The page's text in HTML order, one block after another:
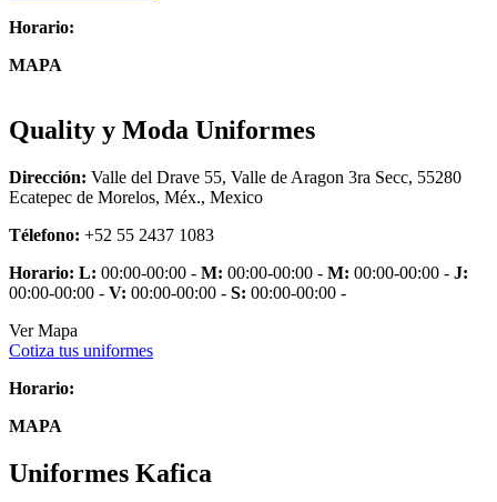
Horario:
MAPA
Quality y Moda Uniformes
Dirección: Valle del Drave 55, Valle de Aragon 3ra Secc, 55280
Ecatepec de Morelos, Méx., Mexico
Télefono: +52 55 2437 1083
Horario: L: 00:00-00:00 - M: 00:00-00:00 - M: 00:00-00:00 - J:
00:00-00:00 - V: 00:00-00:00 - S: 00:00-00:00 -
Ver Mapa
Cotiza tus uniformes
Horario:
MAPA
Uniformes Kafica